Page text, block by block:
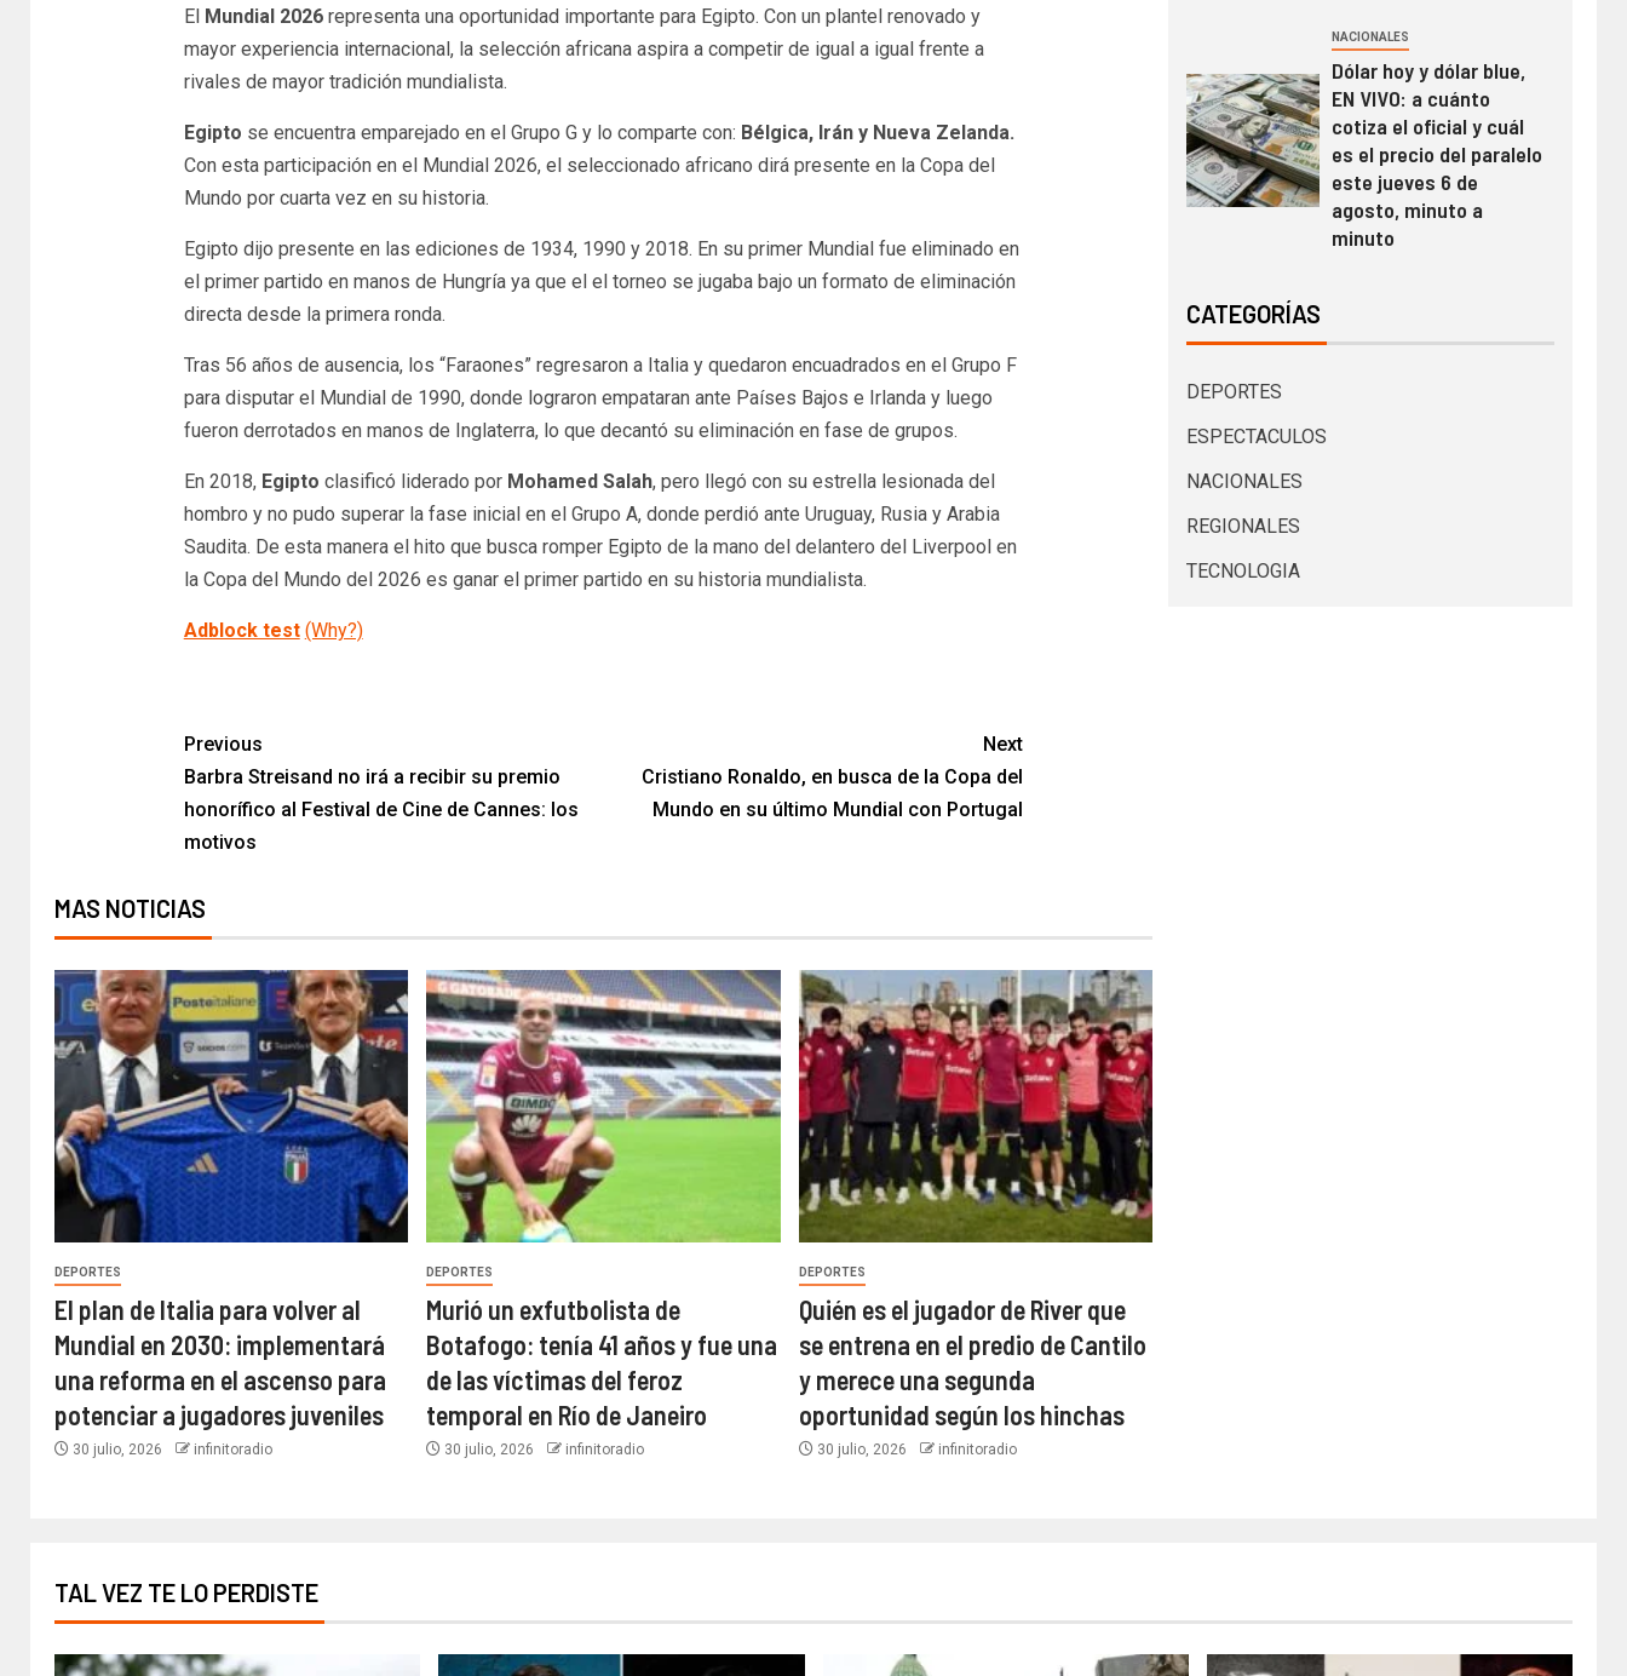
El Mundial 2026 representa una oportunidad importante para Egipto. Con un plantel renovado y
mayor experiencia internacional, la selección africana aspira a competir de igual a igual frente a
rivales de mayor tradición mundialista.
Egipto se encuentra emparejado en el Grupo G y lo comparte con: Bélgica, Irán y Nueva Zelanda.
Con esta participación en el Mundial 2026, el seleccionado africano dirá presente en la Copa del
Mundo por cuarta vez en su historia.
Egipto dijo presente en las ediciones de 1934, 1990 y 2018. En su primer Mundial fue eliminado en
el primer partido en manos de Hungría ya que el el torneo se jugaba bajo un formato de eliminación
directa desde la primera ronda.
Tras 56 años de ausencia, los “Faraones” regresaron a Italia y quedaron encuadrados en el Grupo F
para disputar el Mundial de 1990, donde lograron empataran ante Países Bajos e Irlanda y luego
fueron derrotados en manos de Inglaterra, lo que decantó su eliminación en fase de grupos.
En 2018, Egipto clasificó liderado porMohamed Salah, pero llegó con su estrella lesionada del
hombro y no pudo superar la fase inicial en el Grupo A, donde perdió ante Uruguay, Rusia y Arabia
Saudita. De esta manera el hito que busca romper Egipto de la mano del delantero del Liverpool en
la Copa del Mundo del 2026 es ganar el primer partido en su historia mundialista.
Adblock test (Why?)
Previous
Barbra Streisand no irá a recibir su premio
honorífico al Festival de Cine de Cannes: los
motivos
Next
Cristiano Ronaldo, en busca de la Copa del
Mundo en su último Mundial con Portugal
MAS NOTICIAS
DEPORTES
El plan de Italia para volver al
Mundial en 2030: implementará
una reforma en el ascenso para
potenciar a jugadores juveniles
30 julio, 2026 infinitoradio
DEPORTES
Murió un exfutbolista de
Botafogo: tenía 41 años y fue una
de las víctimas del feroz
temporal en Río de Janeiro
30 julio, 2026 infinitoradio
DEPORTES
Quién es el jugador de River que
se entrena en el predio de Cantilo
y merece una segunda
oportunidad según los hinchas
30 julio, 2026 infinitoradio
NACIONALES
Dólar hoy y dólar blue,
EN VIVO: a cuánto
cotiza el oficial y cuál
es el precio del paralelo
este jueves 6 de
agosto, minuto a
minuto
CATEGORÍAS
DEPORTES
ESPECTACULOS
NACIONALES
REGIONALES
TECNOLOGIA
TAL VEZ TE LO PERDISTE